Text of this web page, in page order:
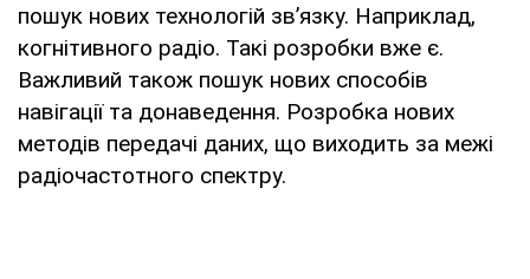
пошук нових технологій зв’язку. Наприклад,
когнітивного радіо. Такі розробки вже є.
Важливий також пошук нових способів
навігації та донаведення. Розробка нових
методів передачі даних, що виходить за межі
радіочастотного спектру.